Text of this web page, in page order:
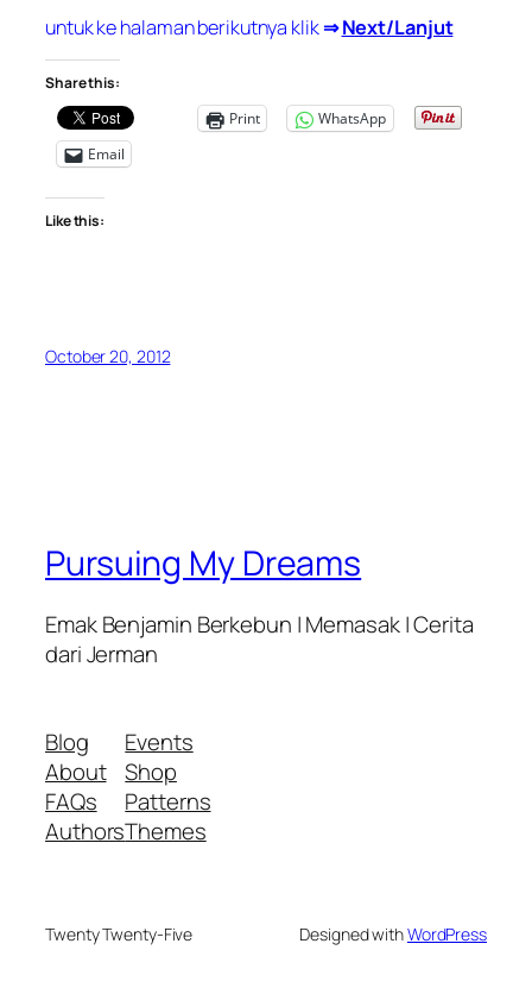
untuk ke halaman berikutnya klik⇒Next/Lanjut
Share this:
Print
WhatsApp
Email
Like this:
October 20, 2012
Pursuing My Dreams
Emak Benjamin Berkebun | Memasak | Cerita
dari Jerman
Blog
About
FAQs
Authors
Events
Shop
Patterns
Themes
Twenty Twenty-Five Designed withWordPress